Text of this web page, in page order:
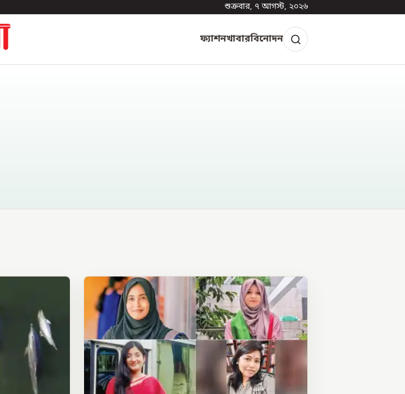
শুক্রবার, ৭ আগস্ট, ২০২৬
ফ্যাশনখাবারবিনোদন